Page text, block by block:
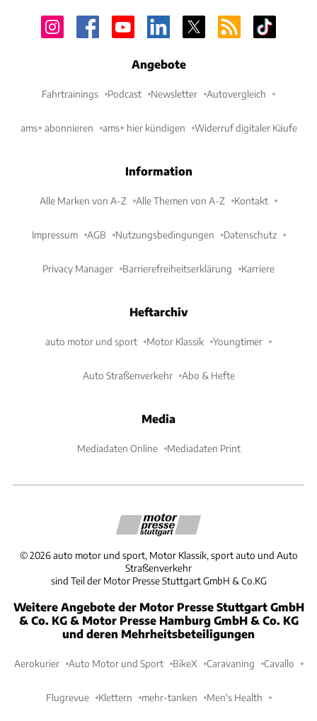
Angebote
Fahrtrainings Podcast Newsletter Autovergleich
ams+ abonnieren ams+ hier kündigen Widerruf digitaler Käufe
Information
Alle Marken von A-Z Alle Themen von A-Z Kontakt
Impressum AGB Nutzungsbedingungen Datenschutz
Privacy Manager Barrierefreiheitserklärung Karriere
Heftarchiv
auto motor und sport Motor Klassik Youngtimer
Auto Straßenverkehr Abo & Hefte
Media
Mediadaten Online Mediadaten Print
©2026 auto motor und sport, Motor Klassik, sport auto und Auto
Straßenverkehr
sind Teil der Motor Presse Stuttgart GmbH & Co.KG
Weitere Angebote der Motor Presse Stuttgart GmbH
& Co. KG & Motor Presse Hamburg GmbH & Co. KG
und deren Mehrheitsbeteiligungen
Aerokurier Auto Motor und Sport BikeX Caravaning Cavallo
Flugrevue Klettern mehr-tanken Men's Health